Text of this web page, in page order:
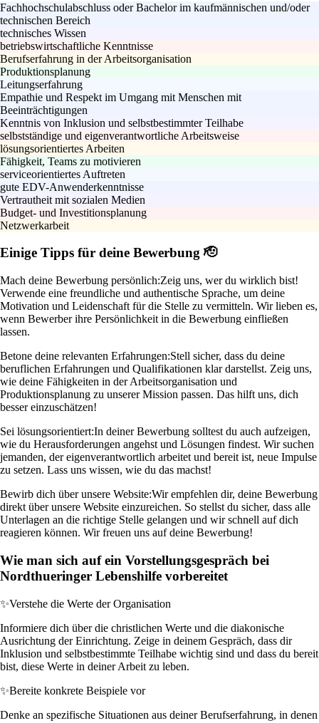
Fachhochschulabschluss oder Bachelor im kaufmännischen und/oder
technischen Bereich
technisches Wissen
betriebswirtschaftliche Kenntnisse
Berufserfahrung in der Arbeitsorganisation
Produktionsplanung
Leitungserfahrung
Empathie und Respekt im Umgang mit Menschen mit
Beeinträchtigungen
Kenntnis von Inklusion und selbstbestimmter Teilhabe
selbstständige und eigenverantwortliche Arbeitsweise
lösungsorientiertes Arbeiten
Fähigkeit, Teams zu motivieren
serviceorientiertes Auftreten
gute EDV-Anwenderkenntnisse
Vertrautheit mit sozialen Medien
Budget- und Investitionsplanung
Netzwerkarbeit
Einige Tipps für deine Bewerbung 🫡
Mach deine Bewerbung persönlich:Zeig uns, wer du wirklich bist!
Verwende eine freundliche und authentische Sprache, um deine
Motivation und Leidenschaft für die Stelle zu vermitteln. Wir lieben es,
wenn Bewerber ihre Persönlichkeit in die Bewerbung einfließen
lassen.
Betone deine relevanten Erfahrungen:Stell sicher, dass du deine
beruflichen Erfahrungen und Qualifikationen klar darstellst. Zeig uns,
wie deine Fähigkeiten in der Arbeitsorganisation und
Produktionsplanung zu unserer Mission passen. Das hilft uns, dich
besser einzuschätzen!
Sei lösungsorientiert:In deiner Bewerbung solltest du auch aufzeigen,
wie du Herausforderungen angehst und Lösungen findest. Wir suchen
jemanden, der eigenverantwortlich arbeitet und bereit ist, neue Impulse
zu setzen. Lass uns wissen, wie du das machst!
Bewirb dich über unsere Website:Wir empfehlen dir, deine Bewerbung
direkt über unsere Website einzureichen. So stellst du sicher, dass alle
Unterlagen an die richtige Stelle gelangen und wir schnell auf dich
reagieren können. Wir freuen uns auf deine Bewerbung!
Wie man sich auf ein Vorstellungsgespräch bei
Nordthueringer Lebenshilfe vorbereitet
✨Verstehe die Werte der Organisation
Informiere dich über die christlichen Werte und die diakonische
Ausrichtung der Einrichtung. Zeige in deinem Gespräch, dass dir
Inklusion und selbstbestimmte Teilhabe wichtig sind und dass du bereit
bist, diese Werte in deiner Arbeit zu leben.
✨Bereite konkrete Beispiele vor
Denke an spezifische Situationen aus deiner Berufserfahrung, in denen